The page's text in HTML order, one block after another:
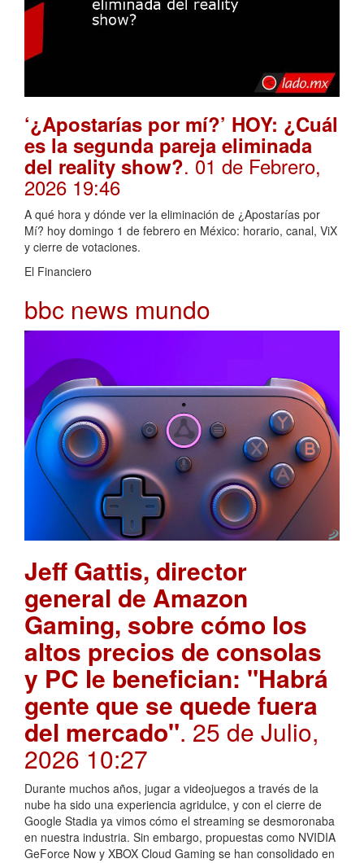
‘¿Apostarías por mí?’ HOY: ¿Cuál
es la segunda pareja eliminada
del reality show?. 01 de Febrero,
2026 19:46
A qué hora y dónde ver la eliminación de ¿Apostarías por
Mí? hoy domingo 1 de febrero en México: horario, canal, ViX
y cierre de votaciones.
El Financiero
bbc news mundo
Jeff Gattis, director
general de Amazon
Gaming, sobre cómo los
altos precios de consolas
y PC le benefician: "Habrá
gente que se quede fuera
del mercado". 25 de Julio,
2026 10:27
Durante muchos años, jugar a videojuegos a través de la
nube ha sido una experiencia agridulce, y con el cierre de
Google Stadia ya vimos cómo el streaming se desmoronaba
en nuestra industria. Sin embargo, propuestas como NVIDIA
GeForce Now y XBOX Cloud Gaming se han consolidado en